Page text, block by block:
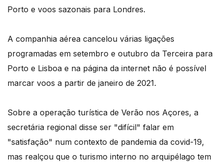
Porto e voos sazonais para Londres.
A companhia aérea cancelou várias ligações
programadas em setembro e outubro da Terceira para
Porto e Lisboa e na página da internet não é possível
marcar voos a partir de janeiro de 2021.
Sobre a operação turística de Verão nos Açores, a
secretária regional disse ser "difícil" falar em
"satisfação" num contexto de pandemia da covid-19,
mas realçou que o turismo interno no arquipélago tem